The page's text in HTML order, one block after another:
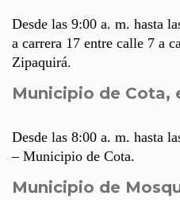
Desde las 9:00 a. m. hasta
a carrera 17 entre calle 7 a
Zipaquirá.
Municipio de Cota,
Desde las 8:00 a. m. hasta
– Municipio de Cota.
Municipio de